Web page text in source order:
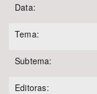
Data:
Tema:
Subtema:
Editoras: